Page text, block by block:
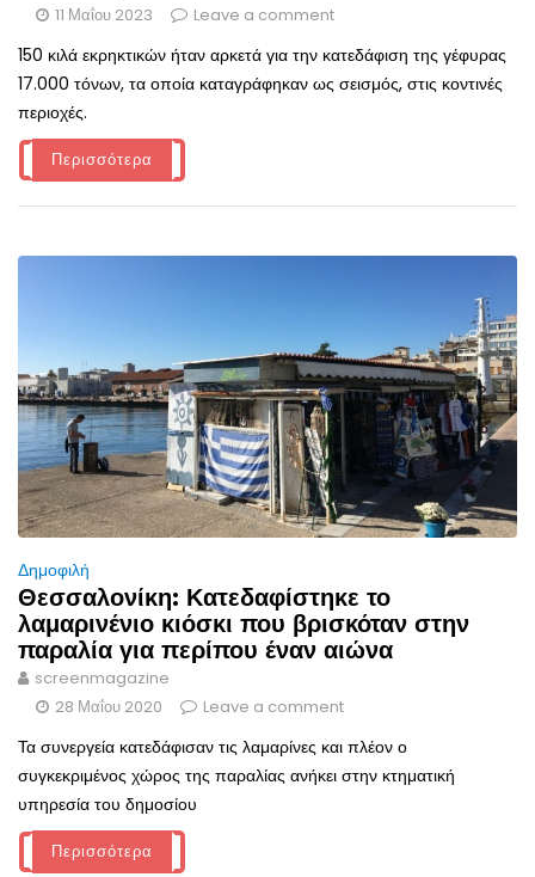
11 Μαΐου 2023
Leave a comment
150 κιλά εκρηκτικών ήταν αρκετά για την κατεδάφιση της γέφυρας
17.000 τόνων, τα οποία καταγράφηκαν ως σεισμός, στις κοντινές
περιοχές.
Περισσότερα
Δημοφιλή
Θεσσαλονίκη: Κατεδαφίστηκε το
λαμαρινένιο κιόσκι που βρισκόταν στην
παραλία για περίπου έναν αιώνα
screenmagazine
28 Μαΐου 2020
Leave a comment
Τα συνεργεία κατεδάφισαν τις λαμαρίνες και πλέον ο
συγκεκριμένος χώρος της παραλίας ανήκει στην κτηματική
υπηρεσία του δημοσίου
Περισσότερα